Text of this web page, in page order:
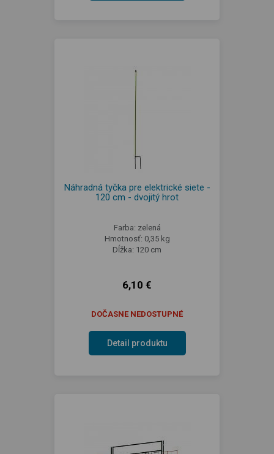
Náhradná tyčka pre elektrické siete -
120 cm - dvojitý hrot
Farba: zelená
Hmotnosť: 0,35 kg
Dĺžka: 120 cm
6,10 €
DOČASNE NEDOSTUPNÉ
Detail produktu